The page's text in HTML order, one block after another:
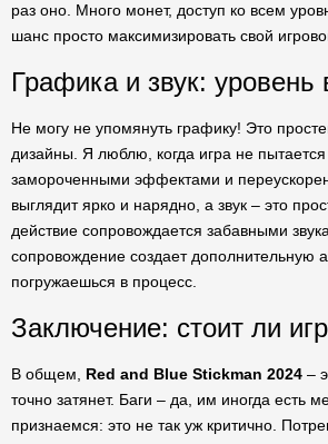
раз оно. Много монет, доступ ко всем
шанс просто максимизировать свой
Графика и звук: уровень
Не могу не упомянуть графику! Это
дизайны. Я люблю, когда игра не
замороченными эффектами и
выглядит ярко и нарядно, а звук – это
действие сопровождается забавными
сопровождение создает дополнительную
погружаешься в процесс.
Заключение: стоит ли
В общем, Red and Blue Stickman 2024 –
точно затянет. Баги – да, им иногда есть
признаемся: это не так уж критично.